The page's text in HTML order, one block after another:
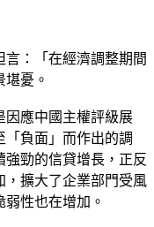
：「在經濟調整期間
憂。
因應中國主權評級展
負面」而作出的調
勁的信貸增長，正反
，擴大了企業部門受風
性也在增加。